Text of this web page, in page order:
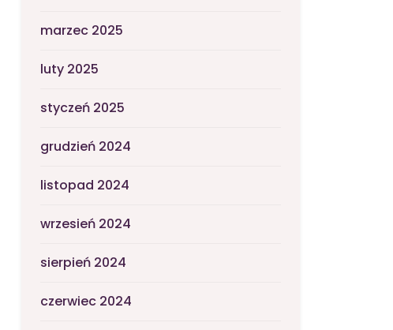
marzec 2025
luty 2025
styczeń 2025
grudzień 2024
listopad 2024
wrzesień 2024
sierpień 2024
czerwiec 2024